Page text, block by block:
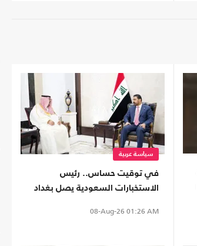
سياسة عربية
في توقيت حساس.. رئيس
الاستخبارات السعودية يصل بغداد
08-Aug-26 01:26 AM